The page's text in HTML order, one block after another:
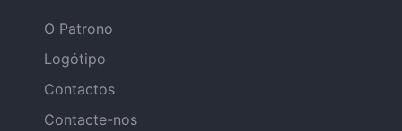
O Patrono
Logótipo
Contactos
Contacte-nos